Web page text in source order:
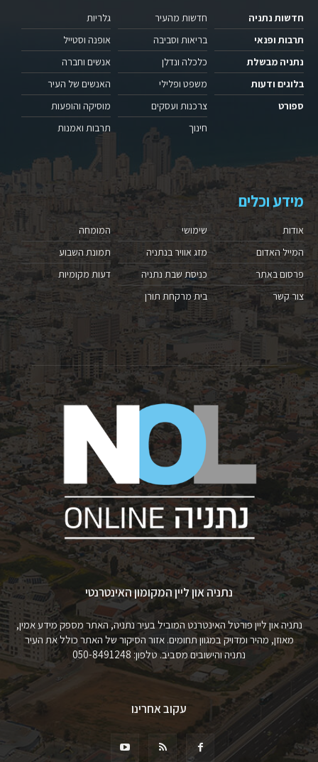
חדשות נתניה
תרבות ופנאי
נתניה מבשלת
בלוגים ודעות
ספורט
חדשות מהעיר
בריאות וסביבה
כלכלה ונדלן
משפט ופלילי
צרכנות ועסקים
חינוך
גלריות
אופנה וסטייל
אנשים וחברה
האנשים של העיר
מוסיקה והופעות
תרבות ואמנות
מידע וכלים
אודות
המייל האדום
פרסום באתר
צור קשר
שימושי
מזג אוויר בנתניה
כניסת שבת נתניה
בית מרקחת תורן
המומחה
תמונת השבוע
דעות מקומיות
נתניה און ליין המקומון האינטרנטי
נתניה און ליין פורטל האינטרנט המוביל בעיר נתניה, האתר מספק מידע אמין,
מאוזן, מהיר ומדויק במגוון תחומים. אזור הסיקור של האתר כולל את העיר
נתניה והישובים מסביב. טלפון: 050-8491248
עקוב אחרינו